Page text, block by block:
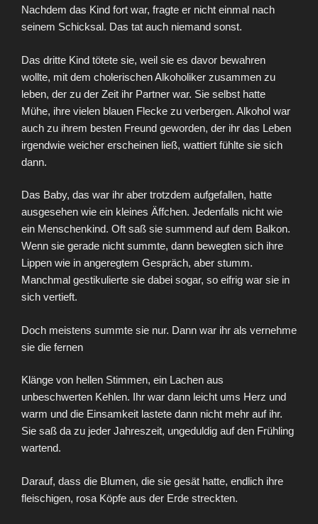
Nachdem das Kind fort war, fragte er nicht einmal nach
seinem Schicksal. Das tat auch niemand sonst.
Das dritte Kind tötete sie, weil sie es davor bewahren
wollte, mit dem cholerischen Alkoholiker zusammen zu
leben, der zu der Zeit ihr Partner war. Sie selbst hatte
Mühe, ihre vielen blauen Flecke zu verbergen. Alkohol war
auch zu ihrem besten Freund geworden, der ihr das Leben
irgendwie weicher erscheinen ließ, wattiert fühlte sie sich
dann.
Das Baby, das war ihr aber trotzdem aufgefallen, hatte
ausgesehen wie ein kleines Äffchen. Jedenfalls nicht wie
ein Menschenkind. Oft saß sie summend auf dem Balkon.
Wenn sie gerade nicht summte, dann bewegten sich ihre
Lippen wie in angeregtem Gespräch, aber stumm.
Manchmal gestikulierte sie dabei sogar, so eifrig war sie in
sich vertieft.
Doch meistens summte sie nur. Dann war ihr als vernehme
sie die fernen
Klänge von hellen Stimmen, ein Lachen aus
unbeschwerten Kehlen. Ihr war dann leicht ums Herz und
warm und die Einsamkeit lastete dann nicht mehr auf ihr.
Sie saß da zu jeder Jahreszeit, ungeduldig auf den Frühling
wartend.
Darauf, dass die Blumen, die sie gesät hatte, endlich ihre
fleischigen, rosa Köpfe aus der Erde streckten.